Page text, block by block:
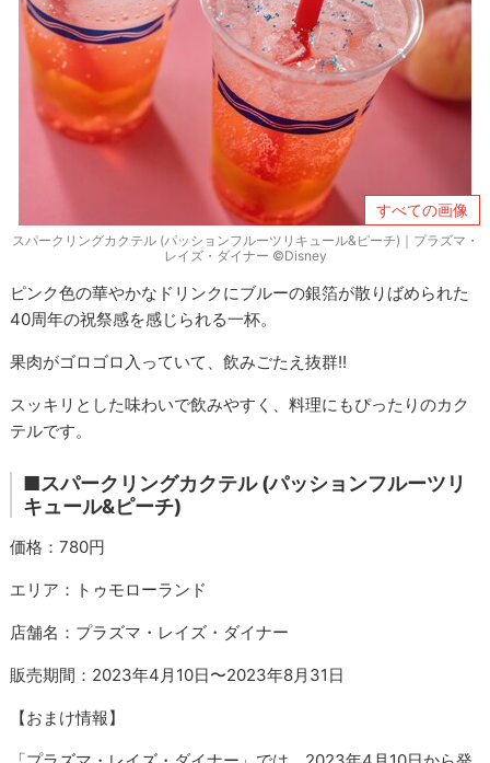
すべての画像
スパークリングカクテル (パッションフルーツリキュール&ピーチ)｜プラズマ・
レイズ・ダイナー ©Disney
ピンク色の華やかなドリンクにブルーの銀箔が散りばめられた
40周年の祝祭感を感じられる一杯。
果肉がゴロゴロ入っていて、飲みごたえ抜群!!
スッキリとした味わいで飲みやすく、料理にもぴったりのカク
テルです。
■スパークリングカクテル (パッションフルーツリ
キュール&ピーチ)
価格：780円
エリア：トゥモローランド
店舗名：プラズマ・レイズ・ダイナー
販売期間：2023年4月10日〜2023年8月31日
【おまけ情報】